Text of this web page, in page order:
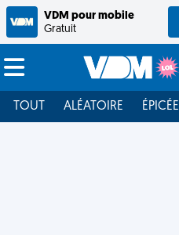
VDM pour mobile
Gratuit
TOUT ALÉATOIRE ÉPICÉE